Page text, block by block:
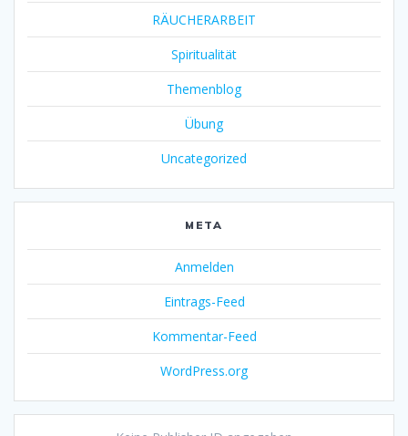
RÄUCHERARBEIT
Spiritualität
Themenblog
Übung
Uncategorized
META
Anmelden
Eintrags-Feed
Kommentar-Feed
WordPress.org